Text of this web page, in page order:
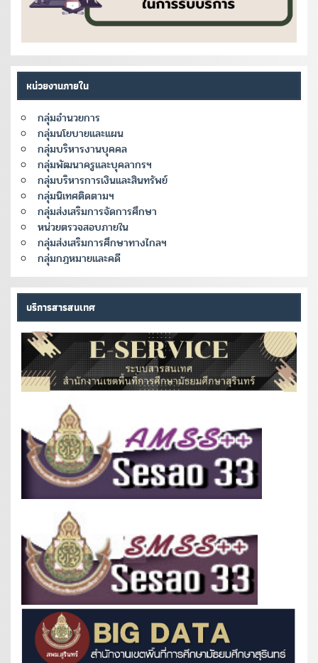
หน่วยงานภายใน
กลุ่มอำนวยการ
กลุ่มนโยบายและแผน
กลุ่มบริหารงานบุคคล
กลุ่มพัฒนาครูและบุคลากรฯ
กลุ่มบริหารการเงินและสินทรัพย์
กลุ่มนิเทศติดตามฯ
กลุ่มส่งเสริมการจัดการศึกษา
หน่วยตรวจสอบภายใน
กลุ่มส่งเสริมการศึกษาทางไกลฯ
กลุ่มกฎหมายและคดี
บริการสารสนเทศ